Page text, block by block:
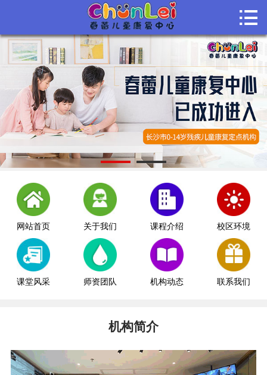
关于我们
课程介绍
课堂风采
师资团队
机构动态
联系我们

网站首页 关于我们 课程介绍 校区环境
课堂风采 师资团队 机构动态 联系我们
机构简介